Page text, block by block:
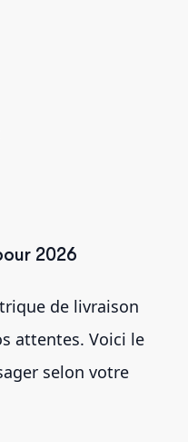
2026
de livraison
attentes. Voici le
selon votre